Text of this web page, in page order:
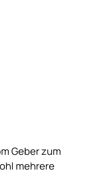
Geber zum
mehrere